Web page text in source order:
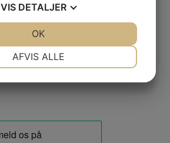
VIS DETALJER
AFVIS ALLE
OK